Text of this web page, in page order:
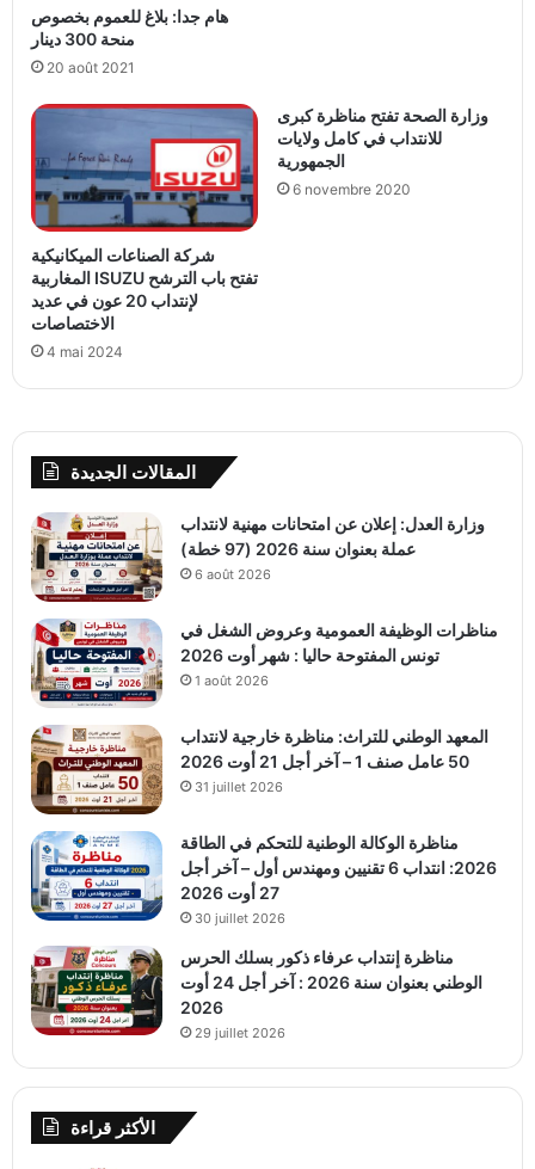
هام جدا: بلاغ للعموم بخصوص
منحة 300 دينار
20 août 2021
شركة الصناعات الميكانيكية
المغاربية ISUZU تفتح باب الترشح
لإنتداب 20 عون في عديد
الاختصاصات
4 mai 2024
وزارة الصحة تفتح مناظرة كبرى
للانتداب في كامل ولايات
الجمهورية
6 novembre 2020
المقالات الجديدة
وزارة العدل: إعلان عن امتحانات مهنية لانتداب
عملة بعنوان سنة 2026 (97 خطة)
6 août 2026
مناظرات الوظيفة العمومية وعروض الشغل في
تونس المفتوحة حاليا : شهر أوت 2026
1 août 2026
المعهد الوطني للتراث: مناظرة خارجية لانتداب
50 عامل صنف 1 – آخر أجل 21 أوت 2026
31 juillet 2026
مناظرة الوكالة الوطنية للتحكم في الطاقة
2026: انتداب 6 تقنيين ومهندس أول – آخر أجل
27 أوت 2026
30 juillet 2026
مناظرة إنتداب عرفاء ذكور بسلك الحرس
الوطني بعنوان سنة 2026 : آخر أجل 24 أوت
2026
29 juillet 2026
الأكثر قراءة